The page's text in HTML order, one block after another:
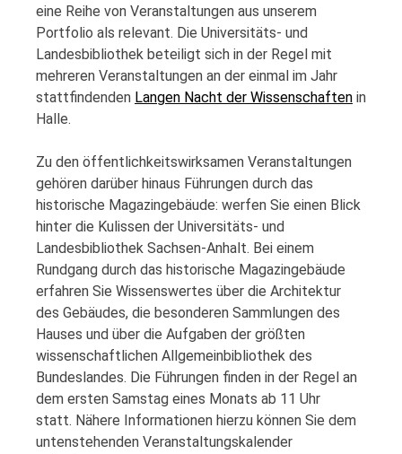
eine Reihe von Veranstaltungen aus unserem
Portfolio als relevant. Die Universitäts- und
Landesbibliothek beteiligt sich in der Regel mit
mehreren Veranstaltungen an der einmal im Jahr
stattfindenden Langen Nacht der Wissenschaften in
Halle.
Zu den öffentlichkeitswirksamen Veranstaltungen
gehören darüber hinaus Führungen durch das
historische Magazingebäude: werfen Sie einen Blick
hinter die Kulissen der Universitäts- und
Landesbibliothek Sachsen-Anhalt. Bei einem
Rundgang durch das historische Magazingebäude
erfahren Sie Wissenswertes über die Architektur
des Gebäudes, die besonderen Sammlungen des
Hauses und über die Aufgaben der größten
wissenschaftlichen Allgemeinbibliothek des
Bundeslandes. Die Führungen finden in der Regel an
dem ersten Samstag eines Monats ab 11 Uhr
statt. Nähere Informationen hierzu können Sie dem
untenstehenden Veranstaltungskalender